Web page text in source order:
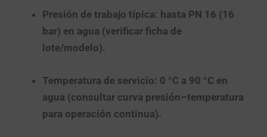
Presión de trabajo típica: hasta PN 16 (16
bar) en agua (verificar ficha de
lote/modelo).
Temperatura de servicio: 0 °C a 90 °C en
agua (consultar curva presión–temperatura
para operación continua).